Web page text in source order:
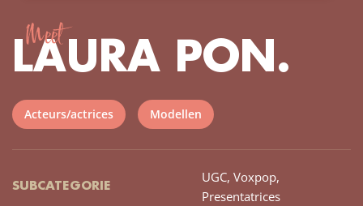
Meet
LAURA PON.
Acteurs/actrices Modellen
SUBCATEGORIE
UGC, Voxpop,
Presentatrices